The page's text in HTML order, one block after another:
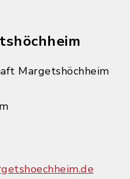
Margetshöchheim